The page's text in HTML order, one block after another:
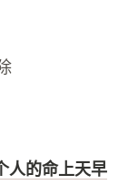
人的命上天早